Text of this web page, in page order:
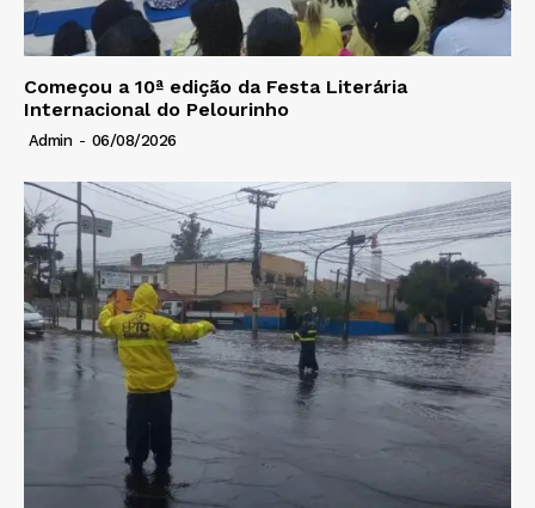
Começou a 10ª edição da Festa Literária
Internacional do Pelourinho
Admin - 06/08/2026